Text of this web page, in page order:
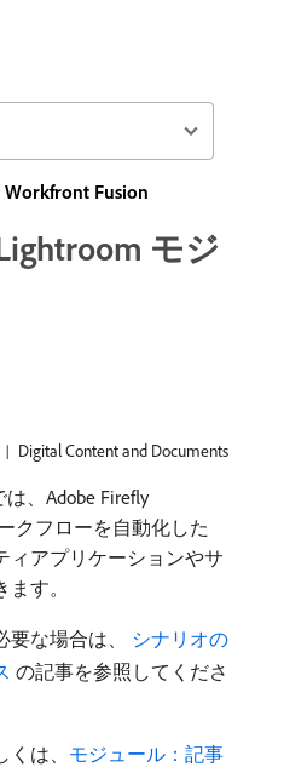
Fusion
モジ
Digital Content and Documents
は、Adobe Firefly
クフローを自動化した
ィアプリケーションやサ
す。
な場合は、
​ シナリオの
の記事を参照してくださ
は、 モジュール：記事